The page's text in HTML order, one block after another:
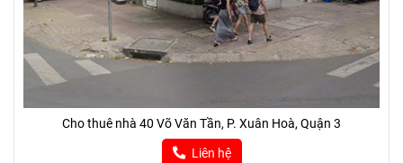
Cho thuê nhà 40 Võ Văn Tần, P. Xuân Hoà, Quận 3
Liên hệ